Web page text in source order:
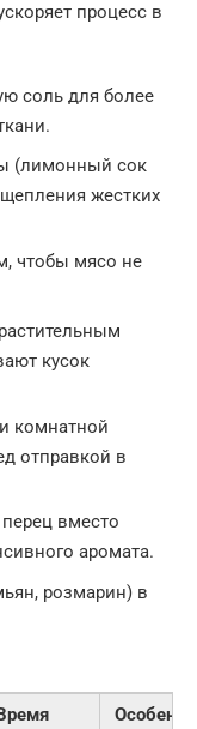
процесс в
соль для более
(лимонный сок
жестких
чтобы мясо не
кусок
комнатной
отправкой в
вместо
аромата.
розмарин) в